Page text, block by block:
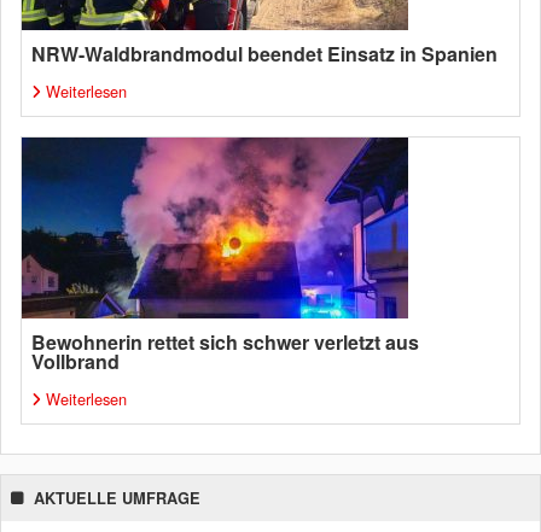
NRW-Waldbrandmodul beendet Einsatz in Spanien
Weiterlesen
Bewohnerin rettet sich schwer verletzt aus
Vollbrand
Weiterlesen
AKTUELLE UMFRAGE